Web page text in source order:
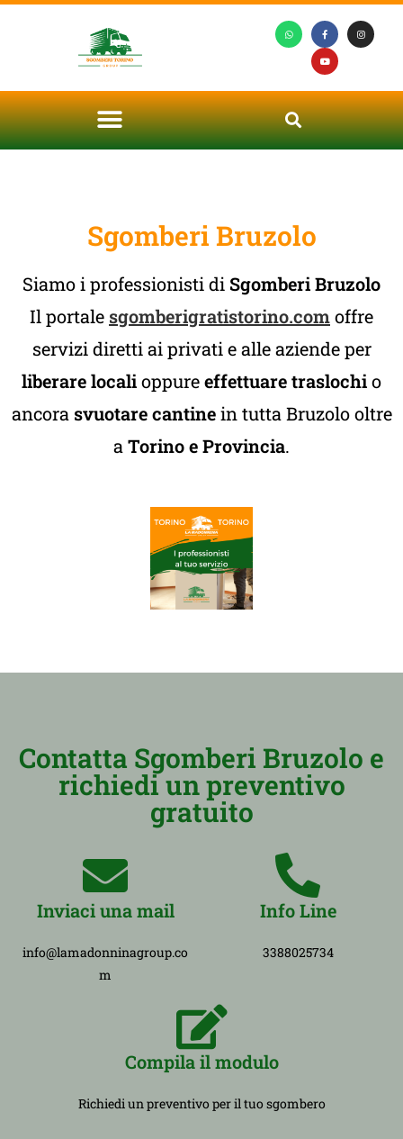
Sgomberi Bruzolo
Siamo i professionisti di Sgomberi Bruzolo
Il portale sgomberigratistorino.comoffre
servizi diretti ai privati e alle aziende per
liberare localioppureeffettuare traslochio
ancora svuotare cantinein tutta Bruzolo oltre
a Torino e Provincia.
Contatta Sgomberi Bruzolo e
richiedi un preventivo
gratuito
Inviaci una mail
info@lamadonninagroup.co
m
Info Line
3388025734
Compila il modulo
Richiedi un preventivo per il tuo sgombero